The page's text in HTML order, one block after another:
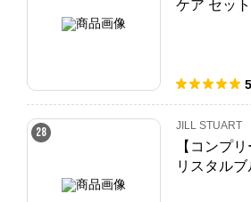
ケア セット
28 JILL STUART
【コンプ
リスタル